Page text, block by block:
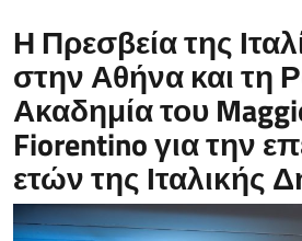
Η Πρεσβεία της
στην Αθήνα και τη
Ακαδημία του
Fiorentino για την
ετών της Ιταλικής